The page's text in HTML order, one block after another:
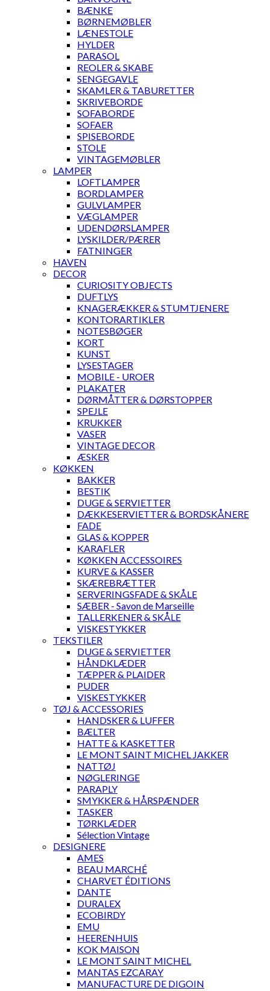
BÆNKE
BØRNEMØBLER
LÆNESTOLE
HYLDER
PARASOL
REOLER & SKABE
SENGEGAVLE
SKAMLER & TABURETTER
SKRIVEBORDE
SOFABORDE
SOFAER
SPISEBORDE
STOLE
VINTAGEMØBLER
LAMPER
LOFTLAMPER
BORDLAMPER
GULVLAMPER
VÆGLAMPER
UDENDØRSLAMPER
LYSKILDER/PÆRER
FATNINGER
HAVEN
DECOR
CURIOSITY OBJECTS
DUFTLYS
KNAGERÆKKER & STUMTJENERE
KONTORARTIKLER
NOTESBØGER
KORT
KUNST
LYSESTAGER
MOBILE - UROER
PLAKATER
DØRMÅTTER & DØRSTOPPER
SPEJLE
KRUKKER
VASER
VINTAGE DECOR
ÆSKER
KØKKEN
BAKKER
BESTIK
DUGE & SERVIETTER
DÆKKESERVIETTER & BORDSKÅNERE
FADE
GLAS & KOPPER
KARAFLER
KØKKEN ACCESSOIRES
KURVE & KASSER
SKÆREBRÆTTER
SERVERINGSFADE & SKÅLE
SÆBER - Savon de Marseille
TALLERKENER & SKÅLE
VISKESTYKKER
TEKSTILER
DUGE & SERVIETTER
HÅNDKLÆDER
TÆPPER & PLAIDER
PUDER
VISKESTYKKER
TØJ & ACCESSORIES
HANDSKER & LUFFER
BÆLTER
HATTE & KASKETTER
LE MONT SAINT MICHEL JAKKER
NATTØJ
NØGLERINGE
PARAPLY
SMYKKER & HÅRSPÆNDER
TASKER
TØRKLÆDER
Sélection Vintage
DESIGNERE
AMES
BEAU MARCHÉ
CHARVET ÉDITIONS
DANTE
DURALEX
ECOBIRDY
EMU
HEERENHUIS
KOK MAISON
LE MONT SAINT MICHEL
MANTAS EZCARAY
MANUFACTURE DE DIGOIN